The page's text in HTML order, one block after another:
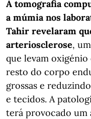
A tomografia
a múmia nos
Tahir revelaram
arteriosclerose,
que levam
resto do corpo
grossas e
e tecidos. A
terá provocado um